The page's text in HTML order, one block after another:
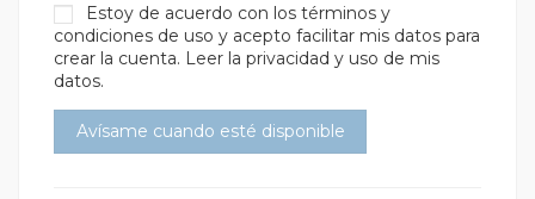
Estoy de acuerdo con los términos y
condiciones de uso y acepto facilitar mis datos para
crear la cuenta. Leer la privacidad y uso de mis
datos.